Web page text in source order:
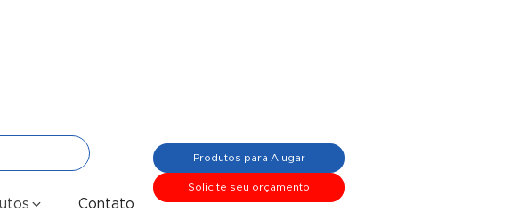
Contato
Produtos para Alugar
Solicite seu orçamento